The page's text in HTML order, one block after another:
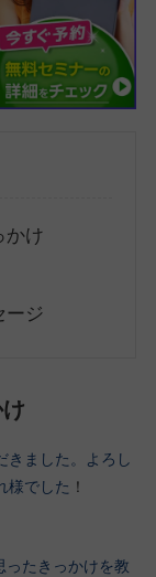
かけ
ージ
きました。よろし
様でした ！
ったきっかけを教